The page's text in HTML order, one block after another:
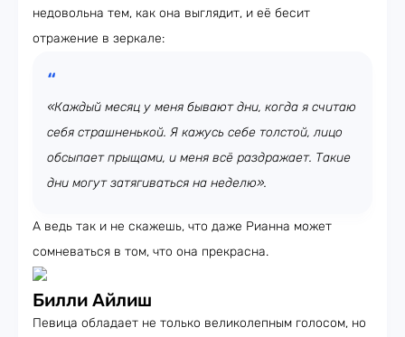
недовольна тем, как она выглядит, и её бесит
отражение в зеркале:
«Каждый месяц у меня бывают дни, когда я считаю
себя страшненькой. Я кажусь себе толстой, лицо
обсыпает прыщами, и меня всё раздражает. Такие
дни могут затягиваться на неделю».
А ведь так и не скажешь, что даже Рианна может
сомневаться в том, что она прекрасна.
Билли Айлиш
Певица обладает не только великолепным голосом, но